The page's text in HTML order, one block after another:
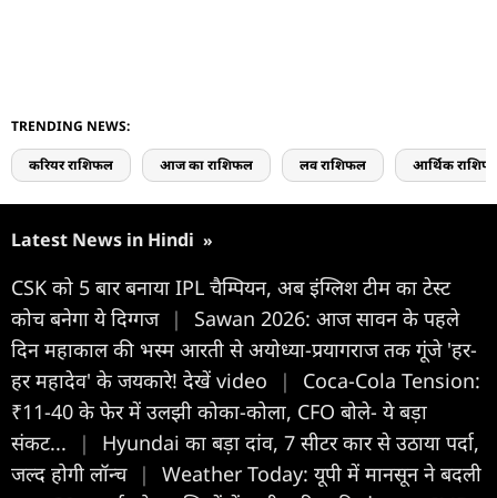
TRENDING NEWS:
करियर राशिफल आज का राशिफल लव राशिफल आर्थिक
Latest News in Hindi »
CSK को 5 बार बनाया IPL चैम्पियन, अब इंग्लिश टीम का टेस्ट
कोच बनेगा ये दिग्गज |
Sawan 2026: आज सावन के पहले
दिन महाकाल की भस्म आरती से अयोध्या-प्रयागराज तक गूंजे 'हर-
हर महादेव' के जयकारे! देखें video
|
Coca-Cola Tension:
₹11-40 के फेर में उलझी कोका-कोला, CFO बोले- ये बड़ा
संकट...
|
Hyundai का बड़ा दांव, 7 सीटर कार से उठाया पर्दा,
जल्द होगी लॉन्च |
Weather Today: यूपी में मानसून ने बदली